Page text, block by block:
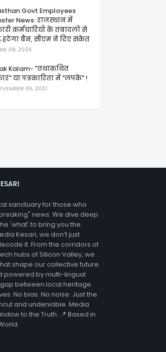
Govt Employees
News: राजस्थान में
कर्मचारियों के तबादलों से
हटेगा बैन, सीएम ने दिए संकेत
08, 2026
Kalam- "तथाकथित
या पत्रकारिता में "लपके" !
06, 2021
sanctuary for those who
news. We dive deep
'what' to bring you the
Kesari, we don’t just
it. From the corridors of
hubs of Silicon Valley, we
shape our collective future.
powered by multi-lingual
between local heritage
No bias. No noise. Just the
and undeniable. Media
to the Truth. 📍 Based in